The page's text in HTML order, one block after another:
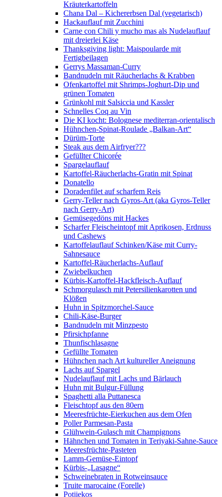
Kräuterkartoffeln
Chana Dal – Kichererbsen Dal (vegetarisch)
Hackauflauf mit Zucchini
Carne con Chili y mucho mas als Nudelauflauf
mit dreierlei Käse
Thanksgiving light: Maispoularde mit
Fertigbeilagen
Gerrys Massaman-Curry
Bandnudeln mit Räucherlachs & Krabben
Ofenkartoffel mit Shrimps-Joghurt-Dip und
grünen Tomaten
Grünkohl mit Salsiccia und Kassler
Schnelles Coq au Vin
Die KI kocht: Bolognese mediterran-orientalisch
Hühnchen-Spinat-Roulade „Balkan-Art“
Dürüm-Torte
Steak aus dem Airfryer???
Gefüllter Chicorée
Spargelauflauf
Kartoffel-Räucherlachs-Gratin mit Spinat
Donatello
Doradenfilet auf scharfem Reis
Gerry-Teller nach Gyros-Art (aka Gyros-Teller
nach Gerry-Art)
Gemüsegedöns mit Hackes
Scharfer Fleischeintopf mit Aprikosen, Erdnuss
und Cashews
Kartoffelauflauf Schinken/Käse mit Curry-
Sahnesauce
Kartoffel-Räucherlachs-Auflauf
Zwiebelkuchen
Kürbis-Kartoffel-Hackfleisch-Auflauf
Schmorgulasch mit Petersilienkarotten und
Klößen
Huhn in Spitzmorchel-Sauce
Chili-Käse-Burger
Bandnudeln mit Minzpesto
Pfirsichpfanne
Thunfischlasagne
Gefüllte Tomaten
Hühnchen nach Art kultureller Aneignung
Lachs auf Spargel
Nudelauflauf mit Lachs und Bärlauch
Huhn mit Bulgur-Füllung
Spaghetti alla Puttanesca
Fleischtopf aus den 80ern
Meeresfrüchte-Eierkuchen aus dem Ofen
Poller Parmesan-Pasta
Glühwein-Gulasch mit Champignons
Hähnchen und Tomaten in Teriyaki-Sahne-Sauce
Meeresfrüchte-Pasteten
Lamm-Gemüse-Eintopf
Kürbis-„Lasagne“
Schweinebraten in Rotweinsauce
Truite marocaine (Forelle)
Potjiekos